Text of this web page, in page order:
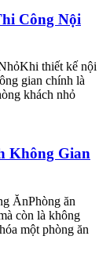
Công Nội
thiết kế nội
gian chính là
khách nhỏ
Không Gian
ĂnPhòng ăn
còn là không
một phòng ăn